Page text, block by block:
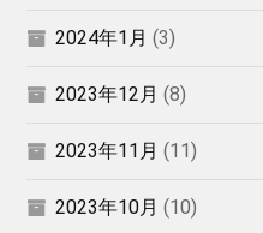
2024年1月 (3)
2023年12月 (8)
2023年11月 (11)
2023年10月 (10)